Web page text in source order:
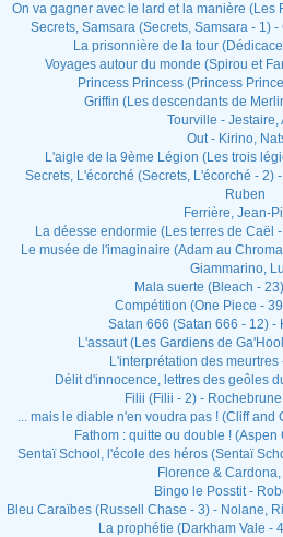
On va gagner avec le lard et la manière (Les
Secrets, Samsara (Secrets, Samsara - 1) -
La prisonnière de la tour
Voyages autour du monde (Spirou et
Princess Princess (Princess
Griffin (Les descendants de
Tourville - Jestaire,
Out - Kirino,
L'aigle de la 9ème Légion (Les trois
Secrets, L'écorché (Secrets, L'écorché - 2)
Ruben
Ferrière, Jean-
La déesse endormie (Les terres de Caël
Le musée de l'imaginaire (Adam au
Giammarino,
Mala suerte (Bleach -
Compétition (One Piece -
Satan 666 (Satan 666 - 12) -
L'assaut (Les Gardiens de
L'interprétation des meurtres
Délit d'innocence, lettres des geôles
Filii (Filii - 2) -
... mais le diable n'en voudra pas ! (Cliff and
Fathom : quitte ou double !
Sentaï School, l'école des héros (Sentaï
Florence &
Bingo le Posstit -
Bleu Caraïbes (Russell Chase - 3) - Nolane,
La prophétie (Darkham Vale -